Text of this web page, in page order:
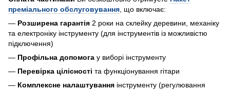
преміального обслуговування , що включає:
— Розширена гарантія 2 роки на склейку деревини, механіку
та електроніку інструменту (для інструментів із можливістю
підключення)
— Профільна допомога у виборі інструменту
— Перевірка цілісності та функціонування гітари
— Комплексне налаштування інструменту (регулювання